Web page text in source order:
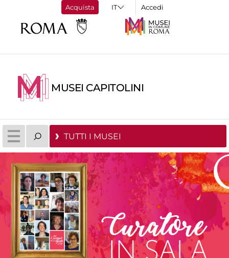
Acquista Accedi
MUSEI CAPITOLINI
TUTTI I MUSEI